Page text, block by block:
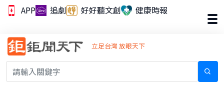
APP 追劇 好好聽文創 健康時報
立足台灣 放眼天下